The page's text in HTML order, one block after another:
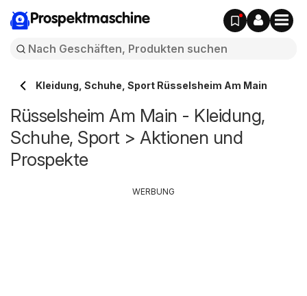
Prospektmaschine
Kleidung, Schuhe, Sport Rüsselsheim Am Main
Rüsselsheim Am Main - Kleidung,
Schuhe, Sport > Aktionen und
Prospekte
WERBUNG